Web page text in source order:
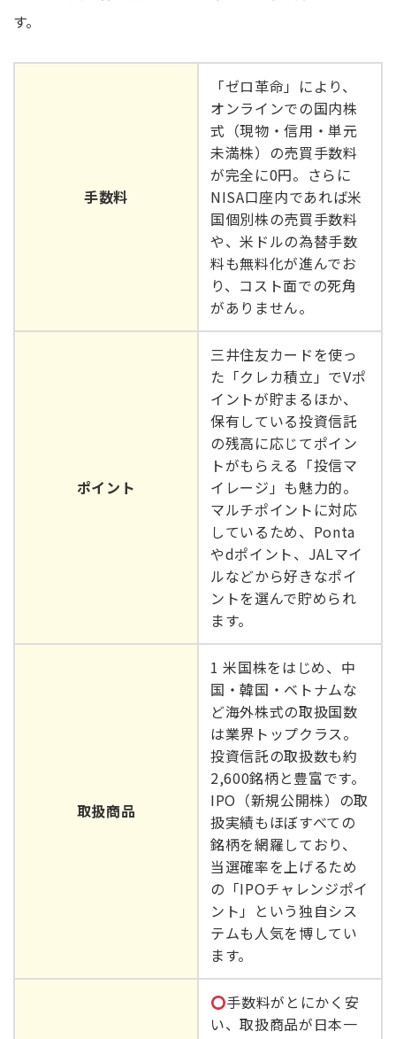
す。
手数料
「ゼロ革命」により、
オンラインでの国内株
式（現物・信用・単元
未満株）の売買手数料
が完全に0円。さらに
NISA口座内であれば米
国個別株の売買手数料
や、米ドルの為替手数
料も無料化が進んでお
り、コスト面での死角
がありません。
ポイント
三井住友カードを使っ
た「クレカ積立」でVポ
イントが貯まるほか、
保有している投資信託
の残高に応じてポイン
トがもらえる「投信マ
イレージ」も魅力的。
マルチポイントに対応
しているため、Ponta
やdポイント、JALマイ
ルなどから好きなポイ
ントを選んで貯められ
ます。
取扱商品
1 米国株をはじめ、中
国・韓国・ベトナムな
ど海外株式の取扱国数
は業界トップクラス。
投資信託の取扱数も約
2,600銘柄と豊富です。
IPO（新規公開株）の取
扱実績もほぼすべての
銘柄を網羅しており、
当選確率を上げるため
の「IPOチャレンジポイ
ント」という独自シス
テムも人気を博してい
ます。
手数料がとにかく安
い、取扱商品が日本一